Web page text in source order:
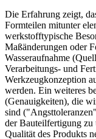
Die Erfahrung zeigt,
Form­teilen mitunter
werkstofftypische
Maßänderungen oder
Wasseraufnahme
Verarbeitungs- und
Werkzeugkonzeption
wer­den. Ein weiteres
(Genauigkei­ten), die
sind
der Bauteilfertigung zu
Quali­tät des Produkts